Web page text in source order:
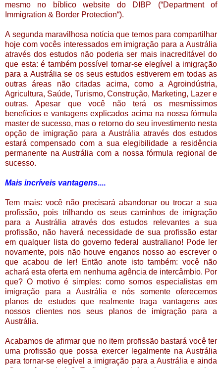
mesmo no bíblico website do DIBP (“Department of
Immigration & Border Protection“).
A segunda maravilhosa notícia que temos para compartilhar
hoje com vocês interessados em imigração para a Austrália
através dos estudos não poderia ser mais inacreditável do
que esta: é também possível tornar-se elegível a imigração
para a Austrália se os seus estudos estiverem em todas as
outras áreas não citadas acima, como a Agroindústria,
Agricultura, Saúde, Turismo, Construção, Marketing, Lazer e
outras. Apesar que você não terá os mesmíssimos
benefícios e vantagens explicados acima na nossa fórmula
master de sucesso, mas o retorno do seu investimento nesta
opção de imigração para a Austrália através dos estudos
estará compensado com a sua elegibilidade a residência
permanente na Austrália com a nossa fórmula regional de
sucesso.
Mais incríveis vantagens....
Tem mais: você não precisará abandonar ou trocar a sua
profissão, pois trilhando os seus caminhos de imigração
para a Austrália através dos estudos relevantes a sua
profissão, não haverá necessidade de sua profissão estar
em qualquer lista do governo federal australiano! Pode ler
novamente, pois não houve enganos nosso ao escrever o
que acabou de ler! Então anote isto também: você não
achará esta oferta em nenhuma agência de intercâmbio. Por
que? O motivo é simples: como somos especialistas em
imigração para a Austrália e nós somente oferecemos
planos de estudos que realmente traga vantagens aos
nossos clientes nos seus planos de imigração para a
Austrália.
Acabamos de afirmar que no item profissão bastará você ter
uma profissão que possa exercer legalmente na Austrália
para tornar-se elegível a imigração para a Austrália e ainda